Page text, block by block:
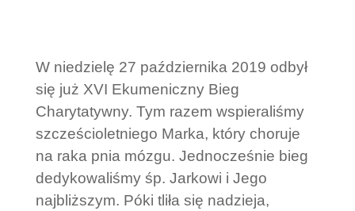
W niedzielę 27 października 2019 odbył
się już XVI Ekumeniczny Bieg
Charytatywny. Tym razem wspieraliśmy
szcześcioletniego Marka, który choruje
na raka pnia mózgu. Jednocześnie bieg
dedykowaliśmy śp. Jarkowi i Jego
najbliższym. Póki tliła się nadzieja,